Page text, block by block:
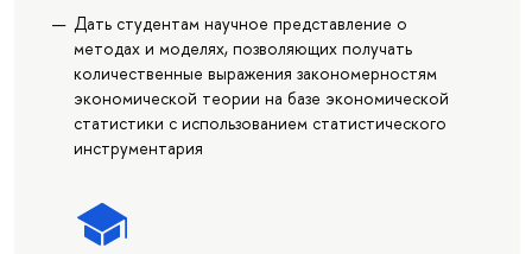
Дать студентам научное представление о
методах и моделях, позволяющих получать
количественные выражения закономерностям
экономической теории на базе экономической
статистики с использованием статистического
инструментария